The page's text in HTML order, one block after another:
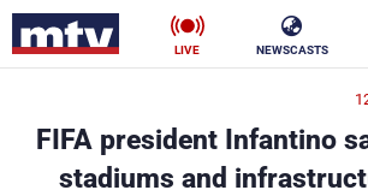
NEWSCASTS
LIVE
FIFA president Infantino
stadiums and